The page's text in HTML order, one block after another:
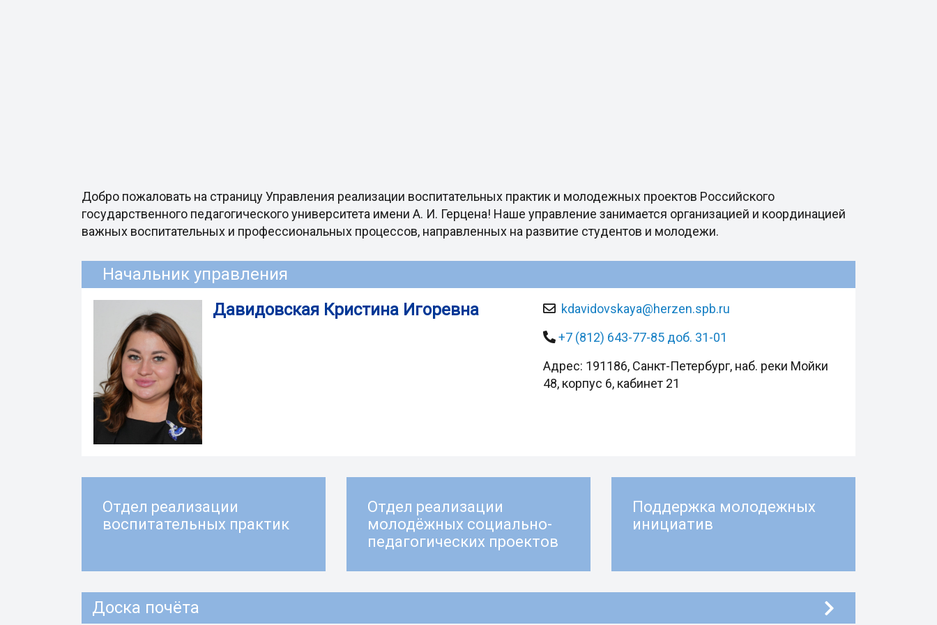
Добро пожаловать на страницу Управления реализации воспитательных практик и молодежных проектов Российского
государственного педагогического университета имени А. И. Герцена! Наше управление занимается организацией и координацией
важных воспитательных и профессиональных процессов, направленных на развитие студентов и молодежи.
Начальник управления
Давидовская Кристина Игоревна
kdavidovskaya@herzen.spb.ru
+7 (812) 643-77-85 доб. 31-01
Адрес: 191186, Санкт-Петербург, наб. реки Мойки
48, корпус 6, кабинет 21
Отдел реализации
воспитательных практик
Отдел реализации
молодёжных социально-
педагогических проектов
Поддержка молодежных
инициатив
Доска почёта